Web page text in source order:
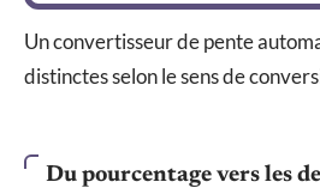
Un convertisseur de pente
distinctes selon le sens de
Du pourcentage vers les